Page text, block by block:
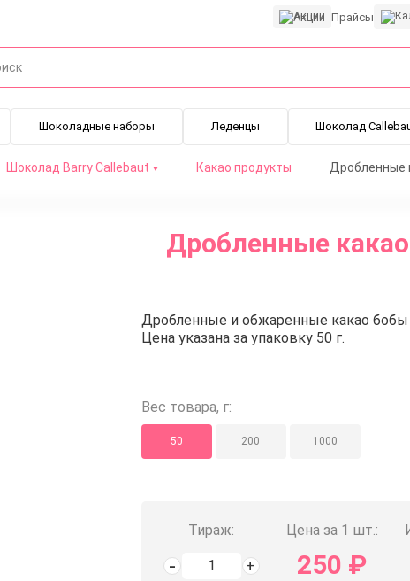
Акции Прайсы
Шоколадные наборы Леденцы Шоколад
Шоколад Barry Callebaut Какао продукты Дробленные
Дробленные
Дробленные и обжаренные какао бобы
Цена указана за упаковку 50 г.
Вес товара, г:
50 200 1000
Тираж: Цена за 1 шт.:
250 ₽